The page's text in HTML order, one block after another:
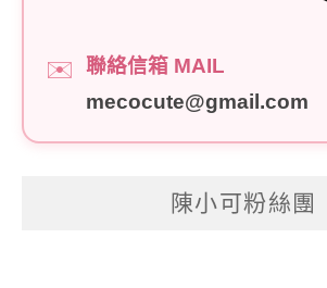
✉️
聯絡信箱 MAIL
mecocute@gmail.com
陳小可粉絲團